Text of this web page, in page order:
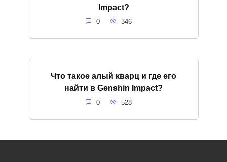
Impact?
0 346
Что такое алый кварц и где его
найти в Genshin Impact?
0 528